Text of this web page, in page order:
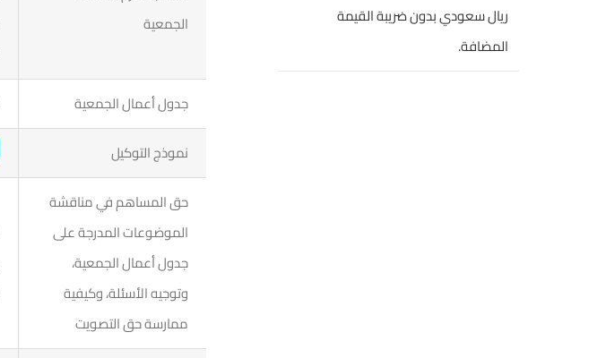
الجمعية
جدول أعمال الجمعية
نموذج التوكيل
حق المساهم في مناقشة
الموضوعات المدرجة على
جدول أعمال الجمعية،
وتوجيه الأسئلة، وكيفية
ممارسة حق التصويت
ريال سعودي بدون ضريبة القيمة
المضافة.